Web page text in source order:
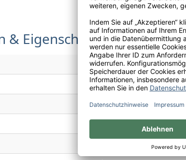
& Eigenschaften
La Maison Du Vigneron
Enthält Sulfite
12,0 % vol.
Brombeere, Kirschblüten,